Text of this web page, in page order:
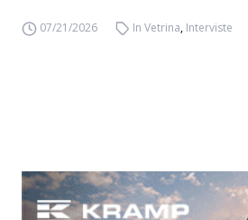
07/21/2026 In Vetrina, Interviste